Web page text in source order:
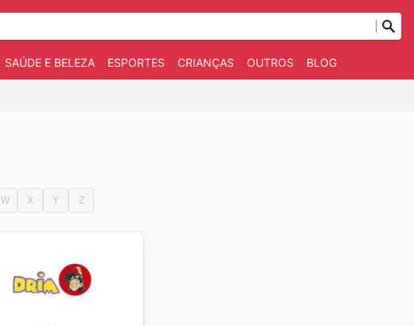
SAÚDE E BELEZA ESPORTES CRIANÇAS OUTROS BLOG
W X Y Z